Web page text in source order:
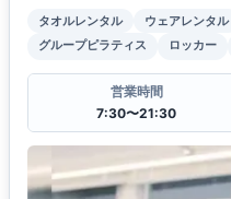
タオルレンタル ウェアレンタル
グループピラティス
ロッカー
営業時間
7:30〜21:30